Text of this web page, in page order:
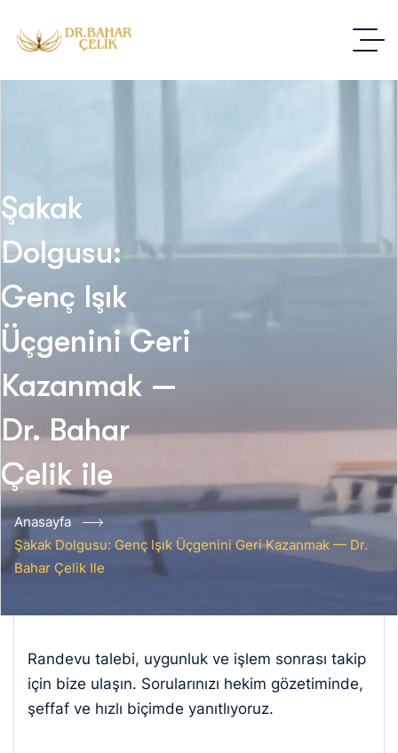
Şakak
Dolgusu:
Genç Işık
Üçgenini Geri
Kazanmak —
Dr. Bahar
Çelik ile
Anasayfa
Şakak Dolgusu: Genç Işık Üçgenini Geri Kazanmak — Dr.
Bahar Çelik Ile
Randevu talebi, uygunluk ve işlem sonrası takip
için bize ulaşın. Sorularınızı hekim gözetiminde,
şeffaf ve hızlı biçimde yanıtlıyoruz.